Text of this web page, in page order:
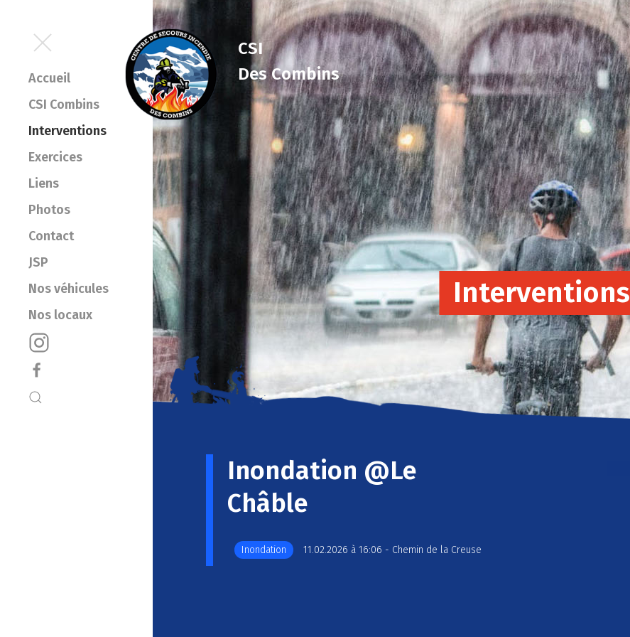
Accueil
CSI Combins
Interventions
Exercices
Liens
Photos
Contact
JSP
Nos véhicules
Nos locaux
CSI
Des Combins
Interventions
Inondation @Le
Châble
Inondation 11.02.2026 à 16:06 - Chemin de la Creuse